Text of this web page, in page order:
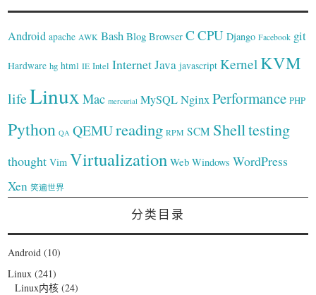
Android apache AWK Bash Blog Browser C CPU Django Facebook git
Hardware hg html IE Intel InternetJava javascript Kernel KVM
lifeLinux Mac mercurial MySQLNginxPerformance PHP
Python QA QEMUreading RPM SCM Shelltesting
thought Vim Virtualization Web Windows WordPress
Xen 笑遍世界
分类目录
Android (10)
Linux (241)
Linux内核 (24)